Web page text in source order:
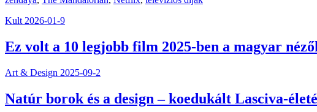
Kult 2026-01-9
Ez volt a 10 legjobb film 2025-ben a magyar
Art & Design 2025-09-2
Natúr borok és a design – koedukált Lasciva-